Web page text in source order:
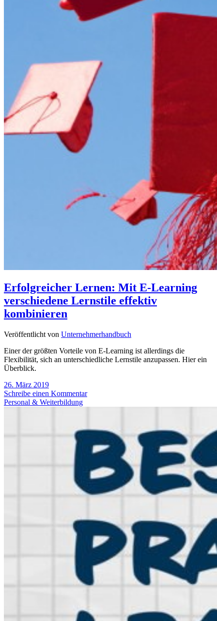
Erfolgreicher Lernen: Mit E-Learning
verschiedene Lernstile effektiv
kombinieren
Veröffentlicht von Unternehmerhandbuch
Einer der größten Vorteile von E-Learning ist allerdings die
Flexibilität, sich an unterschiedliche Lernstile anzupassen. Hier ein
Überblick.
26. März 2019
Schreibe einen Kommentar
Personal & Weiterbildung